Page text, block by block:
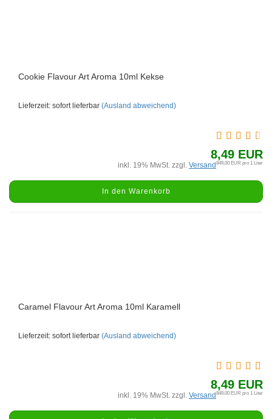
Cookie Flavour Art Aroma 10ml Kekse
Lieferzeit: sofort lieferbar (Ausland abweichend)
8,49 EUR
849,00 EUR pro 1 Liter
inkl. 19% MwSt. zzgl. Versand
In den Warenkorb
Caramel Flavour Art Aroma 10ml Karamell
Lieferzeit: sofort lieferbar (Ausland abweichend)
8,49 EUR
849,00 EUR pro 1 Liter
inkl. 19% MwSt. zzgl. Versand